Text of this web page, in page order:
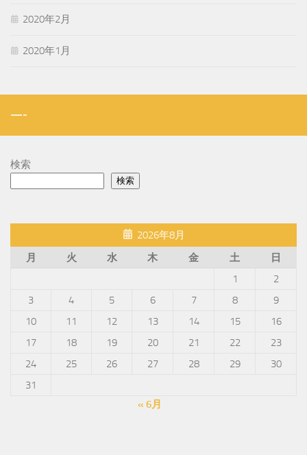
2020年2月
2020年1月
—-
検索
検索
2026年8月
月
火 水 木 金 土
日
1
2
3
4 5 6 7 8
9
10
11 12 13 14 15
16
17
18 19 20 21 22
23
24
25 26 27 28 29
30
31
« 6月